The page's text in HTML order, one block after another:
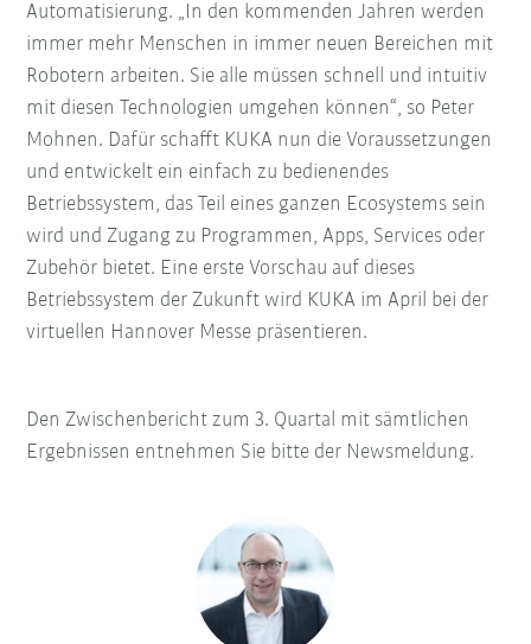
Automatisierung. „In den kommenden Jahren werden
immer mehr Menschen in immer neuen Bereichen mit
Robotern arbeiten. Sie alle müssen schnell und intuitiv
mit diesen Technologien umgehen können“, so Peter
Mohnen. Dafür schafft KUKA nun die Voraussetzungen
und entwickelt ein einfach zu bedienendes
Betriebssystem, das Teil eines ganzen Ecosystems sein
wird und Zugang zu Programmen, Apps, Services oder
Zubehör bietet. Eine erste Vorschau auf dieses
Betriebssystem der Zukunft wird KUKA im April bei der
virtuellen Hannover Messe präsentieren.
Den Zwischenbericht zum 3. Quartal mit sämtlichen
Ergebnissen entnehmen Sie bitte der Newsmeldung.